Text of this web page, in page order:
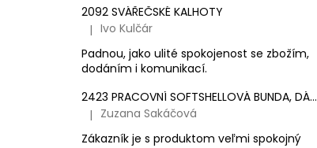
2092 SVÁŘEČSKÉ KALHOTY
Hodnocení produktu je 5 z 5 hvězdiček.
| Ivo Kulčár
Padnou, jako ulité spokojenost se zbožím,
dodáním i komunikací.
2423 PRACOVNÍ SOFTSHELLOVÁ BUNDA, DÁMSKÁ
Hodnocení produktu je 5 z 5 hvězdiček.
| Zuzana Sakáčová
Zákazník je s produktom veľmi spokojný